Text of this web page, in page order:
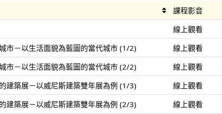
課程影音
線上觀看
市－以生活面貌為藍圖的當代城市 (1/2)
線上觀看
市－以生活面貌為藍圖的當代城市 (2/2)
線上觀看
建築展－以威尼斯建築雙年展為例 (1/3)
線上觀看
建築展－以威尼斯建築雙年展為例 (2/3)
線上觀看